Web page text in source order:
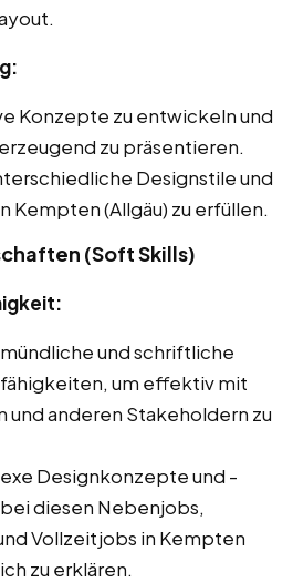
Konzepte zu entwickeln und
zu präsentieren.
Designstile und
Kempten (Allgäu) zu erfüllen.
(Soft Skills)
und schriftliche
um effektiv mit
und anderen Stakeholdern zu
Designkonzepte und -
diesen Nebenjobs,
Vollzeitjobs in Kempten
zu erklären.